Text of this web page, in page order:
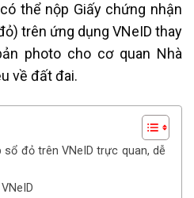
thể nộp Giấy chứng nhận
trên ứng dụng VNeID thay
photo cho cơ quan Nhà
về đất đai.
đỏ trên VNeID trực quan, dễ